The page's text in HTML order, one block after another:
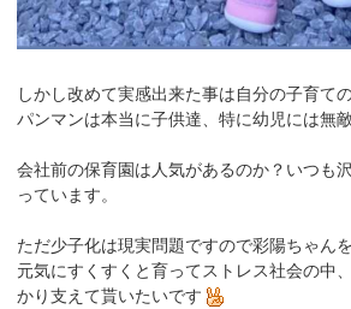
しかし改めて実感出来た事は自分の子育て
パンマンは本当に子供達、特に幼児には無
会社前の保育園は人気があるのか？いつも
っています。
ただ少子化は現実問題ですので彩陽ちゃん
元気にすくすくと育ってストレス社会の中
かり支えて貰いたいです